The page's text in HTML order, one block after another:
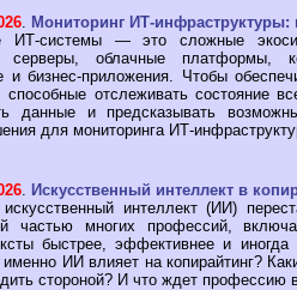
. Мониторинг ИТ-инфраструктуры:
ИТ-системы — это сложные
серверы, облачные платформы,
и бизнес-приложения. Чтобы
способные отслеживать состояние
данные и предсказывать
для мониторинга ИТ-
. Искусственный интеллект в
интеллект (ИИ)
частью многих профессий,
быстрее, эффективнее и
ИИ влияет на копирайтинг?
стороной? И что ждет профессию